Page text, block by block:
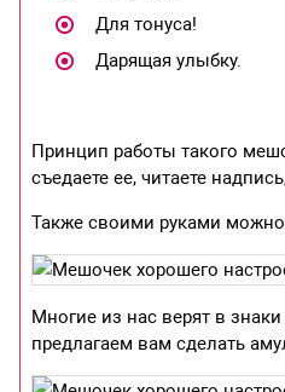
Для тонуса!
Дарящая улыбку.
Принцип работы такого
съедаете ее, читаете
Также своими руками
Многие из нас верят в
предлагаем вам сделать